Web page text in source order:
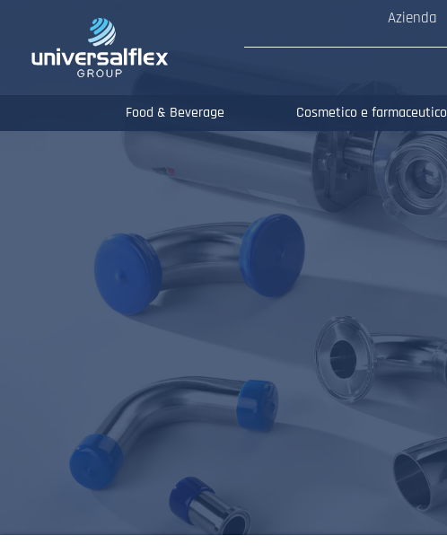
Azienda
Food & Beverage Cosmetico e farmaceutico